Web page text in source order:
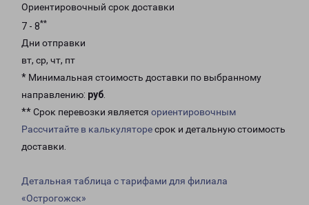
Ориентировочный срок доставки
7 - 8**
Дни отправки
вт, ср, чт, пт
* Минимальная стоимость доставки по выбранному
направлению: руб.
** Срок перевозки является ориентировочным
Рассчитайте в калькуляторесрок и детальную стоимость
доставки.
Детальная таблица с тарифами для филиала
«Острогожск»